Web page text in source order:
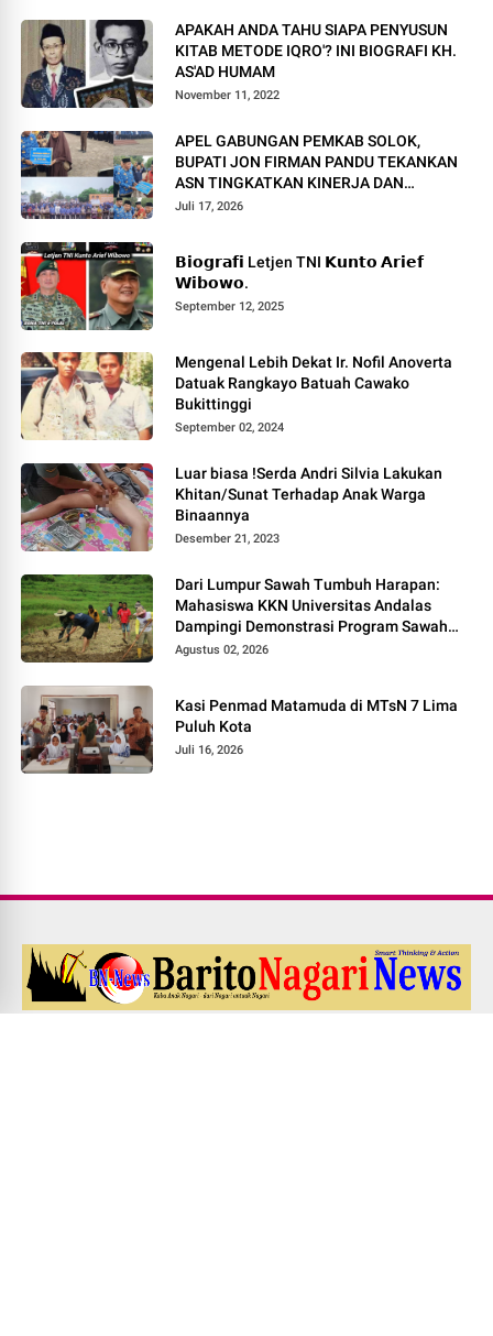
APAKAH ANDA TAHU SIAPA PENYUSUN
KITAB METODE IQRO'? INI BIOGRAFI KH.
AS'AD HUMAM
November 11, 2022
APEL GABUNGAN PEMKAB SOLOK,
BUPATI JON FIRMAN PANDU TEKANKAN
ASN TINGKATKAN KINERJA DAN
PELAYANAN MASYARAKAT.
Juli 17, 2026
𝗕𝗶𝗼𝗴𝗿𝗮𝗳𝗶 Letjen TNI 𝗞𝘂𝗻𝘁𝗼 𝗔𝗿𝗶𝗲𝗳
𝗪𝗶𝗯𝗼𝘄𝗼.
September 12, 2025
Mengenal Lebih Dekat Ir. Nofil Anoverta
Datuak Rangkayo Batuah Cawako
Bukittinggi
September 02, 2024
Luar biasa !Serda Andri Silvia Lakukan
Khitan/Sunat Terhadap Anak Warga
Binaannya
Desember 21, 2023
Dari Lumpur Sawah Tumbuh Harapan:
Mahasiswa KKN Universitas Andalas
Dampingi Demonstrasi Program Sawah
Pokok Murah di Jorong Bayua
Agustus 02, 2026
Kasi Penmad Matamuda di MTsN 7 Lima
Puluh Kota
Juli 16, 2026